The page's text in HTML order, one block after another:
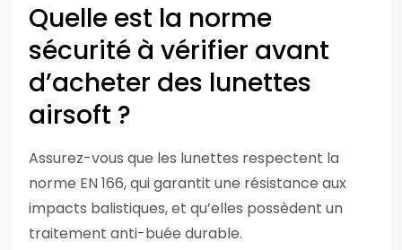
Quelle est la norme
sécurité à vérifier avant
d’acheter des lunettes
airsoft ?
Assurez-vous que les lunettes respectent la
norme EN 166, qui garantit une résistance aux
impacts balistiques, et qu’elles possèdent un
traitement anti-buée durable.